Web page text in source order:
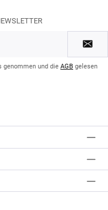
genommen und die AGB gelesen